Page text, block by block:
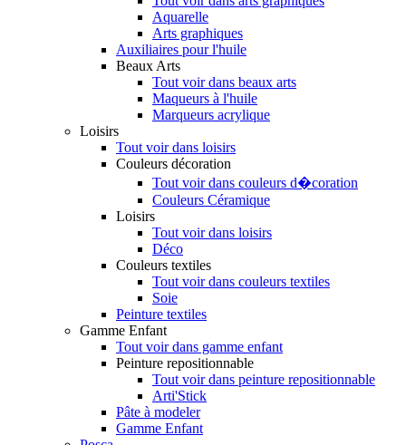
Aquarelle
Arts graphiques
Auxiliaires pour l'huile
Beaux Arts
Tout voir dans beaux arts
Maqueurs à l'huile
Marqueurs acrylique
Loisirs
Tout voir dans loisirs
Couleurs décoration
Tout voir dans couleurs d�coration
Couleurs Céramique
Loisirs
Tout voir dans loisirs
Déco
Couleurs textiles
Tout voir dans couleurs textiles
Soie
Peinture textiles
Gamme Enfant
Tout voir dans gamme enfant
Peinture repositionnable
Tout voir dans peinture repositionnable
Arti'Stick
Pâte à modeler
Gamme Enfant